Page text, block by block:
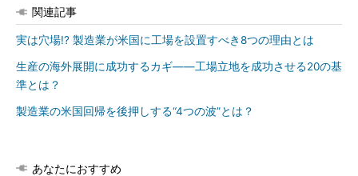
関連記事
実は穴場!? 製造業が米国に工場を設置すべき8つの理由とは
生産の海外展開に成功するカギ――工場立地を成功させる20の基
準とは？
製造業の米国回帰を後押しする“4つの波”とは？
あなたにおすすめ